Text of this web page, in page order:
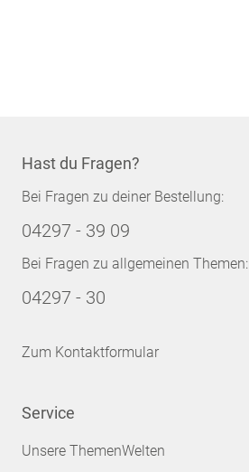
Hast du Fragen?
Bei Fragen zu deiner Bestellung:
04297 - 39 09
Bei Fragen zu allgemeinen Themen:
04297 - 30
Zum Kontaktformular
Service
Unsere ThemenWelten